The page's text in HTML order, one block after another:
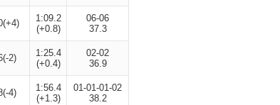
1:09.2
(+0.8)
06-06
37.3
2)
1:25.4
(+0.4)
02-02
36.9
4)
1:56.4
(+1.3)
01-01-01-02
38.2